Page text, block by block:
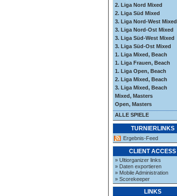
2. Liga Nord Mixed
2. Liga Süd Mixed
3. Liga Nord-West Mixed
3. Liga Nord-Ost Mixed
3. Liga Süd-West Mixed
3. Liga Süd-Ost Mixed
1. Liga Mixed, Beach
1. Liga Frauen, Beach
1. Liga Open, Beach
2. Liga Mixed, Beach
3. Liga Mixed, Beach
Mixed, Masters
Open, Masters
ALLE SPIELE
TURNIERLINKS
Ergebnis-Feed
CLIENT ACCESS
» Ultiorganizer links
» Daten exportieren
» Mobile Administration
» Scorekeeper
LINKS